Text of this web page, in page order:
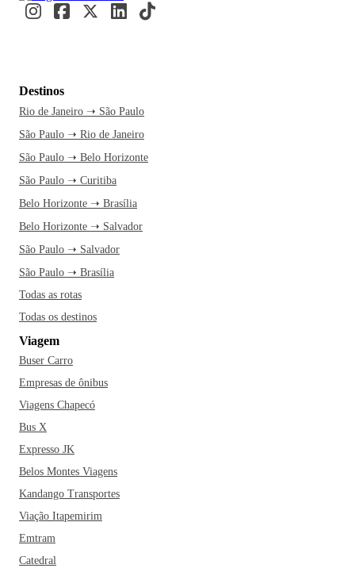
Destinos
Rio de Janeiro ➝ São Paulo
São Paulo ➝ Rio de Janeiro
São Paulo ➝ Belo Horizonte
São Paulo ➝ Curitiba
Belo Horizonte ➝ Brasília
Belo Horizonte ➝ Salvador
São Paulo ➝ Salvador
São Paulo ➝ Brasília
Todas as rotas
Todas os destinos
Viagem
Buser Carro
Empresas de ônibus
Viagens Chapecó
Bus X
Expresso JK
Belos Montes Viagens
Kandango Transportes
Viação Itapemirim
Emtram
Catedral